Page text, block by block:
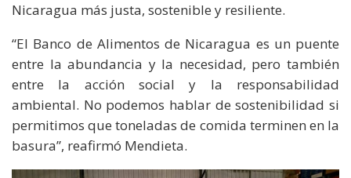
Nicaragua más justa, sostenible y resiliente.
“El Banco de Alimentos de Nicaragua es un puente
entre la abundancia y la necesidad, pero también
entre la acción social y la responsabilidad
ambiental. No podemos hablar de sostenibilidad si
permitimos que toneladas de comida terminen en la
basura”, reafirmó Mendieta.